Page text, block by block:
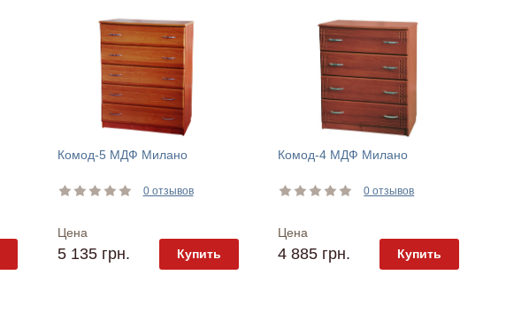
Комод-5 МДФ Милано
0 отзывов
Цена
5 135 грн. Купить
Комод-4 МДФ Милано
0 отзывов
Цена
4 885 грн. Купить